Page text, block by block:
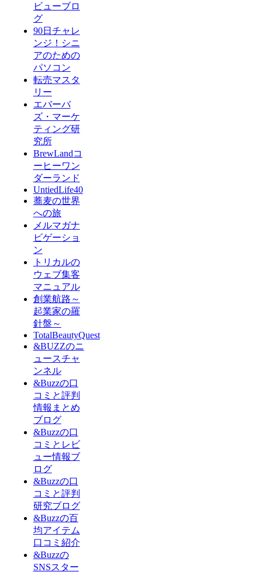
ビューブロ
グ
90日チャレ
ンジ！シニ
アのための
パソコン
転売マスタ
リー
エバーバ
ズ・マーケ
ティング研
究所
BrewLandコ
ーヒーワン
ダーランド
UntiedLife40
蕎麦の世界
への旅
メルマガナ
ビゲーショ
ン
トリカルの
ウェブ集客
マニュアル
創業航路～
起業家の羅
針盤～
TotalBeautyQuest
&BUZZのニ
ュースチャ
ンネル
&Buzzの口
コミと評判
情報まとめ
ブログ
&Buzzの口
コミとレビ
ュー情報ブ
ログ
&Buzzの口
コミと評判
研究ブログ
&Buzzの百
均アイテム
口コミ紹介
&Buzzの
SNSスター